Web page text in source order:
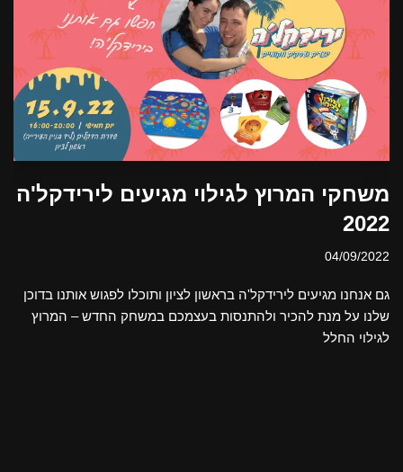
משחקי המרוץ לגילוי מגיעים לירידקל'ה
2022
04/09/2022
גם אנחנו מגיעים לירידקל'ה בראשון לציון ותוכלו לפגוש אותנו בדוכן
שלנו על מנת להכיר ולהתנסות בעצמכם במשחק החדש – המרוץ
לגילוי החלל